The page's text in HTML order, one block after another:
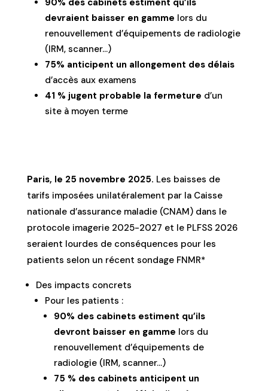
90% des cabinets estiment qu’ils
devraient baisser en gamme lors du
renouvellement d’équipements de radiologie
(IRM, scanner…)
75% anticipent un allongement des délais
d’accès aux examens
41 % jugent probable la fermeture d’un
site à moyen terme
Paris, le 25 novembre 2025. Les baisses de
tarifs imposées unilatéralement par la Caisse
nationale d’assurance maladie (CNAM) dans le
protocole imagerie 2025-2027 et le PLFSS 2026
seraient lourdes de conséquences pour les
patients selon un récent sondage FNMR*
Des impacts concrets
Pour les patients :
90% des cabinets estiment qu’ils
devront baisser en gamme lors du
renouvellement d’équipements de
radiologie (IRM, scanner…)
75 % des cabinets anticipent un